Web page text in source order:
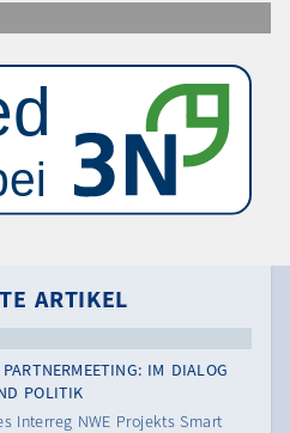
ARTIKEL
IM DIALOG
POLITIK
Interreg NWE Projekts Smart